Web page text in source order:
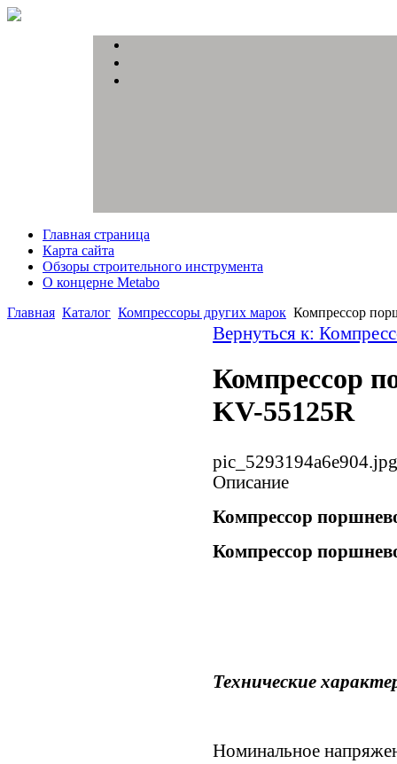
Главная страница
Карта сайта
Обзоры строительного инструмента
О концерне Metabo
Главная Каталог Компрессоры других марок Компрессор
Вернуться к:
Компрессор
KV-55125R
pic_5293194a6e904.jpg
Описание
Компрессор
Компрессор
Технические
Номинальное